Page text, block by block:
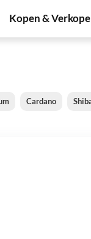
Kopen &
Cardano